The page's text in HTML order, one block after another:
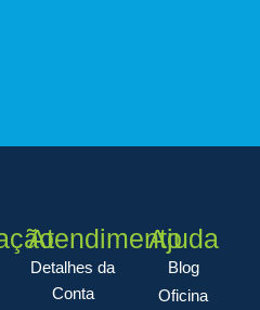
Atendimento
Detalhes da
Conta
Ajuda
Blog
Oficina